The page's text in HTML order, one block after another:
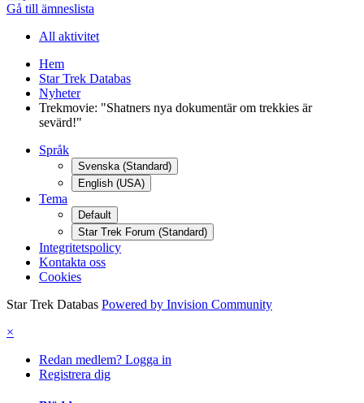
Gå till ämneslista
All aktivitet
Hem
Star Trek Databas
Nyheter
Trekmovie: "Shatners nya dokumentär om trekkies är
sevärd!"
Språk
Svenska (Standard)
English (USA)
Tema
Default
Star Trek Forum (Standard)
Integritetspolicy
Kontakta oss
Cookies
Star Trek Databas Powered by Invision Community
×
Redan medlem? Logga in
Registrera dig